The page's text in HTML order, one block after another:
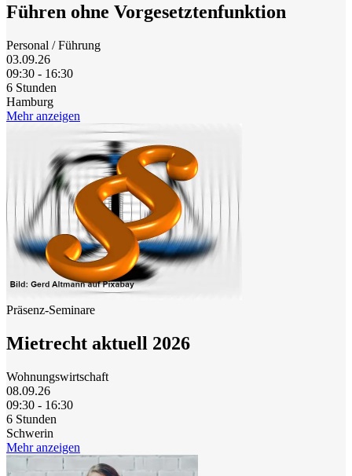
Führen ohne Vorgesetztenfunktion
Personal / Führung
03.09.26
09:30 - 16:30
6 Stunden
Hamburg
Mehr anzeigen
Präsenz-Seminare
Mietrecht aktuell 2026
Wohnungswirtschaft
08.09.26
09:30 - 16:30
6 Stunden
Schwerin
Mehr anzeigen